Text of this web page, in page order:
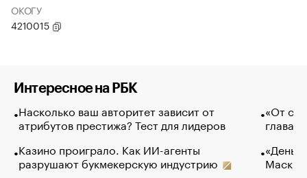
ОКОГУ
4210015
Интересное на РБК
Насколько ваш авторитет зависит от
атрибутов престижа? Тест для лидеров
Казино проиграло. Как ИИ-агенты
разрушают букмекерскую индустрию
«От
глава
Маск в